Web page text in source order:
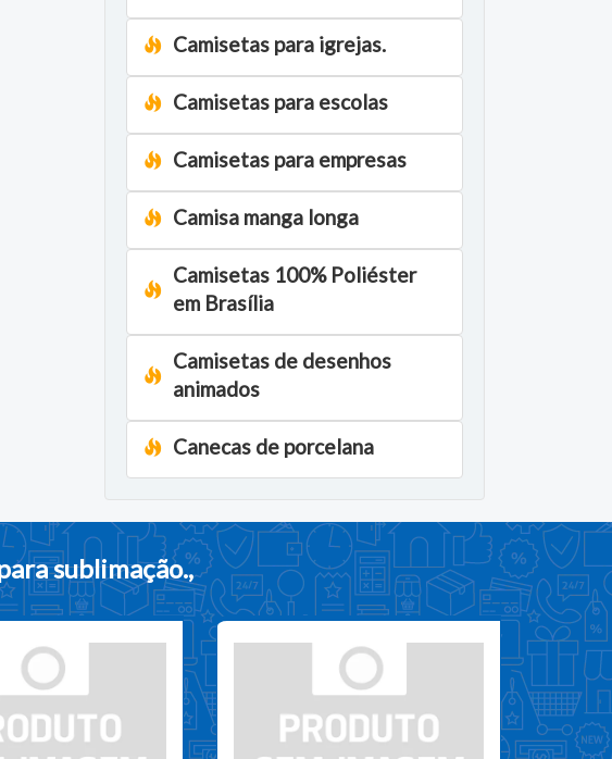
Camisetas para igrejas.
Camisetas para escolas
Camisetas para empresas
Camisa manga longa
Camisetas 100% Poliéster
em Brasília
Camisetas de desenhos
animados
Canecas de porcelana
sublimação.,